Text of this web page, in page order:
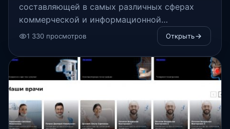
составляющей в самых различных сферах
коммерческой и информационной
деятельности
1 330 просмотров Открыть